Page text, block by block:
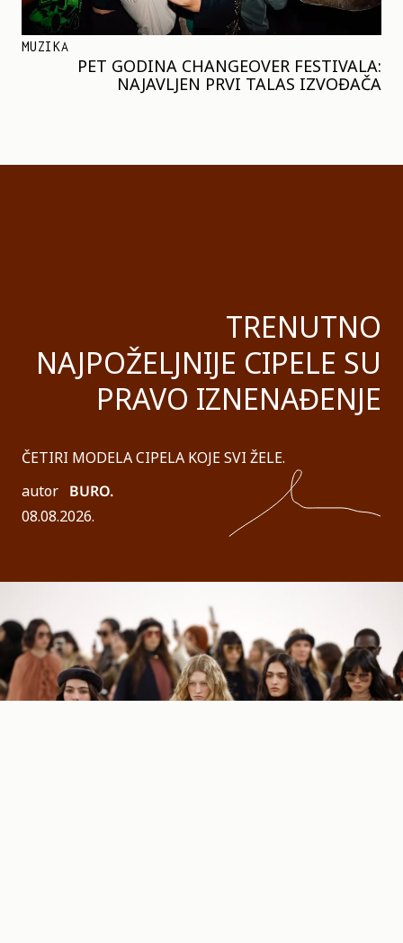
MUZIKA
PET GODINA CHANGEOVER FESTIVALA:
NAJAVLJEN PRVI TALAS IZVOĐAČA
TRENUTNO
NAJPOŽELJNIJE CIPELE SU
PRAVO IZNENAĐENJE
ČETIRI MODELA CIPELA KOJE SVI ŽELE.
autor BURO.
08.08.2026.